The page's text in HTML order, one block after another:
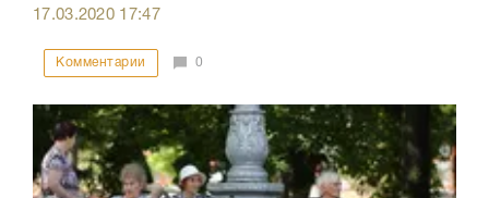
17.03.2020 17:47
Комментарии 0